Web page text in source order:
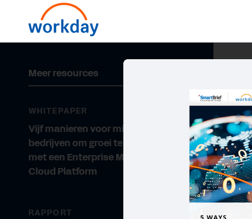
Meer resources
WHITEPAPER
Vijf manieren voor middelgrote
bedrijven om groei te stimuleren
met een Enterprise Management
Cloud Platform
RAPPORT